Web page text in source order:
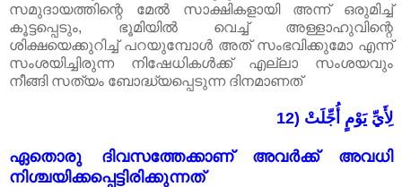
സമുദായത്തിന്റെ മേൽ സാക്ഷികളായി അന്ന് ഒരുമിച്ച്
കൂട്ടപ്പെടും, ഭൂമിയിൽ വെച്ച് അള്ളാഹുവിന്റെ
ശിക്ഷയെക്കുറിച്ച് പറയുമ്പോൾ അത് സംഭവിക്കുമോ എന്ന്
സംശയിച്ചിരുന്ന നിഷേധികൾക്ക് എല്ലാ സംശയവും
നീങ്ങി സത്യം ബോദ്ധ്യപ്പെടുന്ന ദിനമാണത്
12) لِأَيِّ يَوْمٍ أُجِّلَتْ
ഏതൊരു ദിവസത്തേക്കാണ് അവർക്ക് അവധി
നിശ്ചയിക്കപ്പെട്ടിരിക്കുന്നത്